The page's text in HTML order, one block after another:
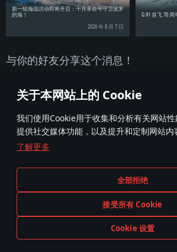
关于本网站上的 Cookie
我们使用Cookie用于收集和分析有关网站性
提供社交媒体功能，以及提升和定制网站内
了解更多
全部拒绝
接受所有 Cookie
Cookie 设置
新一轮海战活动即将开启：十月革命号守卫波罗
的海！
2026 年 8 月 7 日
G.91 首飞 70
与你的好友分享这个消息！
在游戏中出现的任何现实中的武器;和载具不代表载具和武器的制造商赞